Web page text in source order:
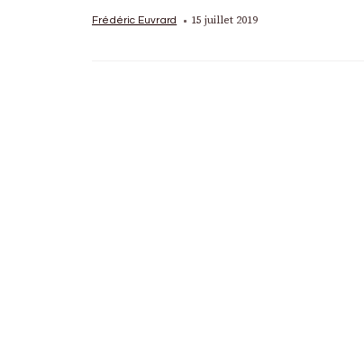
Frédéric Euvrard 15 juillet 2019